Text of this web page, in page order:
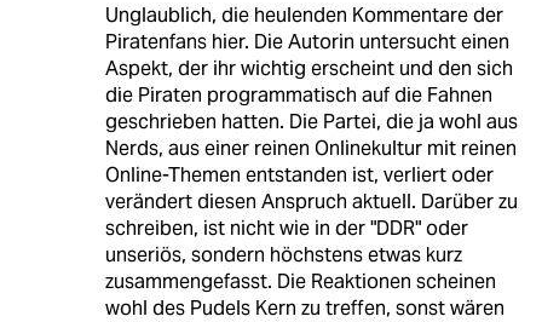
Unglaublich, die heulenden Kommentare der
Piratenfans hier. Die Autorin untersucht einen
Aspekt, der ihr wichtig erscheint und den sich
die Piraten programmatisch auf die Fahnen
geschrieben hatten. Die Partei, die ja wohl aus
Nerds, aus einer reinen Onlinekultur mit reinen
Online-Themen entstanden ist, verliert oder
verändert diesen Anspruch aktuell. Darüber zu
schreiben, ist nicht wie in der "DDR" oder
unseriös, sondern höchstens etwas kurz
zusammengefasst. Die Reaktionen scheinen
wohl des Pudels Kern zu treffen, sonst wären